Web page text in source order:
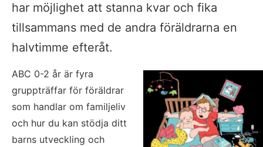
har möjlighet att stanna kvar och fika
tillsammans med de andra föräldrarna en
halvtimme efteråt.
ABC 0-2 år är fyra
gruppträffar för föräldrar
som handlar om familjeliv
och hur du kan stödja ditt
barns utveckling och